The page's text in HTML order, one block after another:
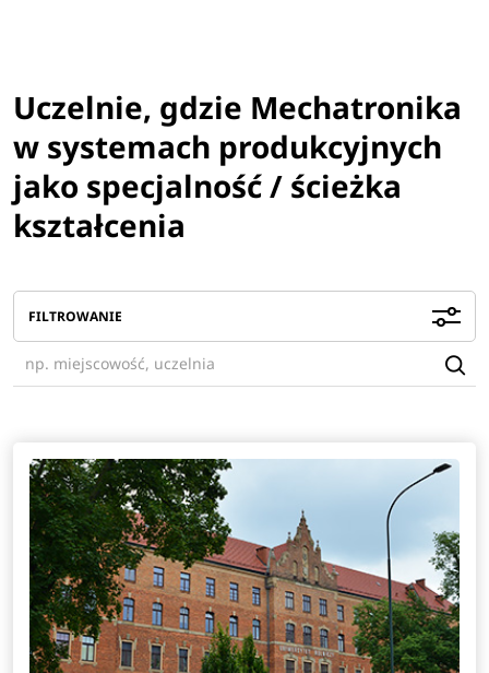
Uczelnie, gdzie Mechatronika
w systemach produkcyjnych
jako specjalność / ścieżka
kształcenia
FILTROWANIE